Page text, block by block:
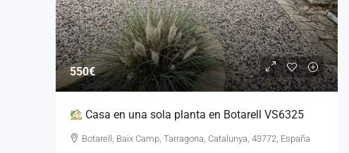
550€
Casa en una sola planta en Botarell VS6325
Botarell, Baix Camp, Tarragona, Catalunya, 43772, España